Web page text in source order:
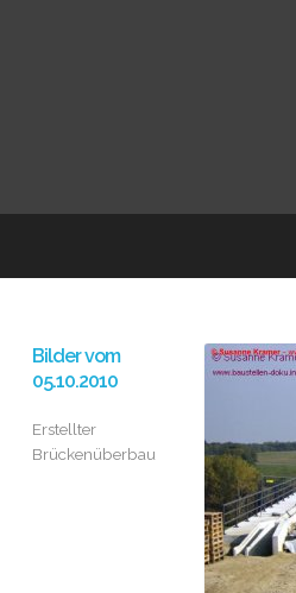
Bilder vom
05.10.2010
Erstellter
Brückenüberbau